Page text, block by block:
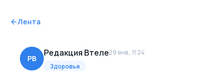
Лента
РВ
Редакция Втеле29 янв., 11:24
Здоровье